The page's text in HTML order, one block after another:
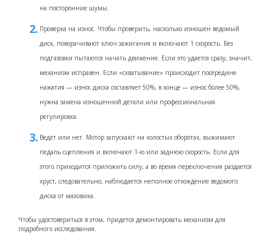
на посторонние шумы.
Проверка на износ. Чтобы проверить, насколько изношен ведомый
диск, поворачивают ключ зажигания и включают 1 скорость. Без
подгазовки пытаются начать движение. Если это удается сразу, значит,
механизм исправен. Если «схватывание» происходит посередине
нажатия — износ диска составляет 50%, в конце — износ более 50%,
нужна замена изношенной детали или профессиональная
регулировка.
Ведет или нет. Мотор запускают на холостых оборотах, выжимают
педаль сцепления и включают 1-ю или заднюю скорость. Если для
этого приходится приложить силу, а во время переключения раздается
хруст, следовательно, наблюдается неполное отхождение ведомого
диска от маховика.
Чтобы удостовериться в этом, придется демонтировать механизм для
подробного исследования.